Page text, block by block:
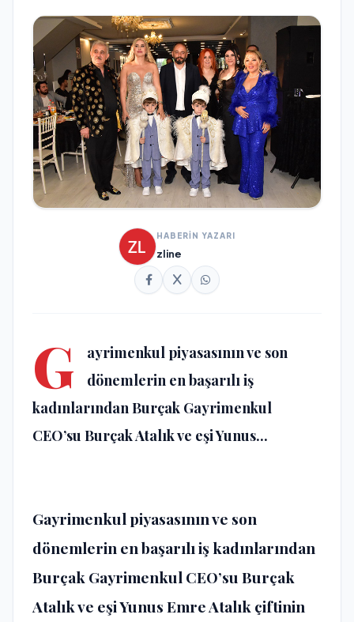
HABERİN YAZARI
zline
G
ayrimenkul piyasasının ve son
dönemlerin en başarılı iş
kadınlarından Burçak Gayrimenkul
CEO’su Burçak Atalık ve eşi Yunus...
Gayrimenkul piyasasının ve son
dönemlerin en başarılı iş kadınlarından
Burçak Gayrimenkul CEO’su Burçak
Atalık ve eşi Yunus Emre Atalık çiftinin